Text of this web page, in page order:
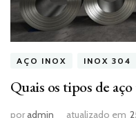
AÇO INOX INOX 304
Quais os tipos de
poradmin atualizado em